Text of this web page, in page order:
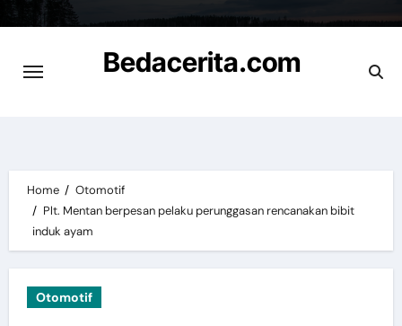
content
Bedacerita.com
Home
Otomotif
Plt. Mentan berpesan pelaku perunggasan rencanakan bibit
induk ayam
Otomotif